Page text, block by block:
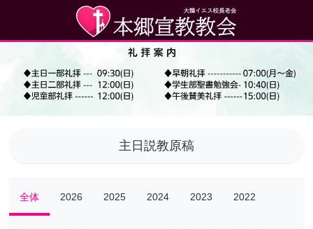
主日説教原稿
全体 2026 2025 2024 2023 2022